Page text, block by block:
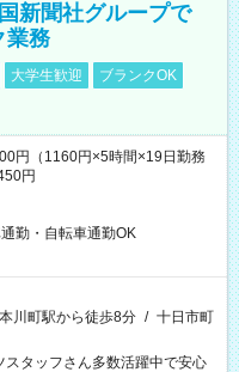
新聞社グループで
業務
大学生歓迎
ブランクOK
円（1160円×5時間×19日勤務
円
勤・自転車通勤OK
本川町駅から徒歩8分 / 十日市町
タッフさん多数活躍中で安心